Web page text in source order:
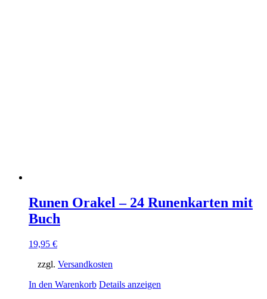
Runen Orakel – 24 Runenkarten mit
Buch
19,95 €
zzgl. Versandkosten
In den Warenkorb Details anzeigen